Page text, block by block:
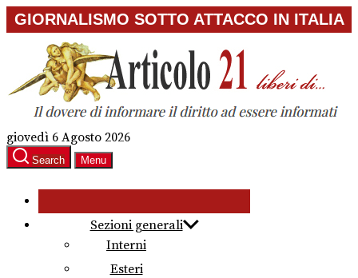
Skip
to
content
GIORNALISMO SOTTO ATTACCO IN ITALIA
giovedì 6 Agosto 2026
Search Menu
Sezioni generali
Interni
Esteri